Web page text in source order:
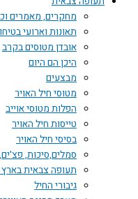
מחקרים, מאמרים
תאונות וארועי
אובדן מטוסים בקרב
היכן הם היום
מבצעים
מטוסי חיל האויר
הפלות מטוסי אוייב
טייסות חיל האויר
בסיסי חיל האויר
סמלים,סיכות,
תעופה צבאית
גיבורי החיל